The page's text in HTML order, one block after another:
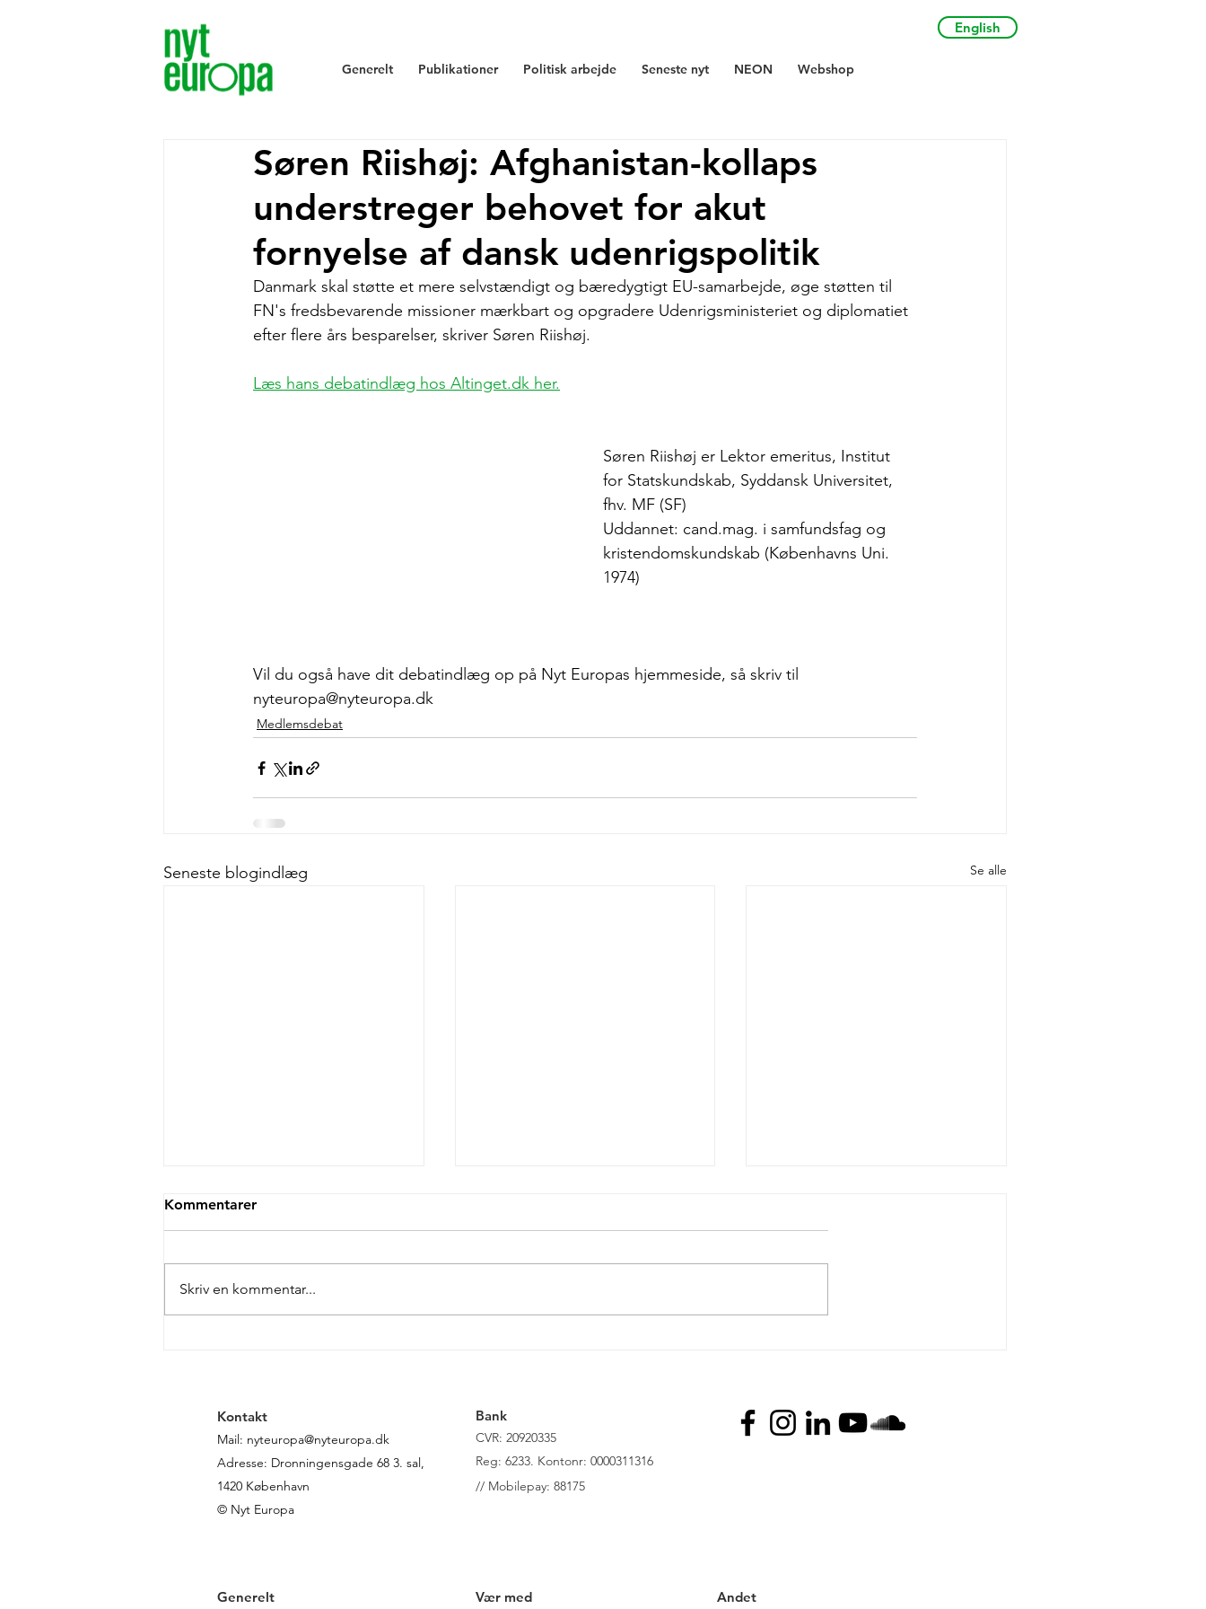
Generelt Publikationer Politisk arbejde Seneste nyt NEON Webshop
English
Søren Riishøj: Afghanistan-kollaps
understreger behovet for akut
fornyelse af dansk udenrigspolitik
Danmark skal støtte et mere selvstændigt og bæredygtigt EU-samarbejde, øge støtten til
FN's fredsbevarende missioner mærkbart og opgradere Udenrigsministeriet og diplomatiet
efter flere års besparelser, skriver Søren Riishøj.
Læs hans debatindlæg hos Altinget.dk her.
Søren Riishøj er Lektor emeritus, Institut
for Statskundskab, Syddansk Universitet,
fhv. MF (SF)
Uddannet: cand.mag. i samfundsfag og
kristendomskundskab (Københavns Uni.
1974)
Vil du også have dit debatindlæg op på Nyt Europas hjemmeside, så skriv til
nyteuropa@nyteuropa.dk
Medlemsdebat
Seneste blogindlæg Se alle
til fossile projekter
Kommentarer
Skriv en kommentar...
Kontakt
Mail: nyteuropa@nyteuropa.dk
Adresse: Dronningensgade 68 3. sal,
1420 København
© Nyt Europa
Bank
CVR: 20920335
Reg: 6233. Kontonr: 0000311316
// Mobilepay: 88175
Generelt Vær med Andet